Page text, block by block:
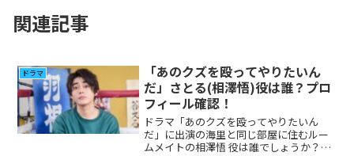
関連記事
ドラマ
「あのクズを殴ってやりたいん
だ」さとる(相澤悟)役は誰？プロ
フィール確認！
ドラマ「あのクズを殴ってやりたいん
だ」に出演の海里と同じ部屋に住むルー
ムメイトの相澤悟 役は誰でしょうか？気